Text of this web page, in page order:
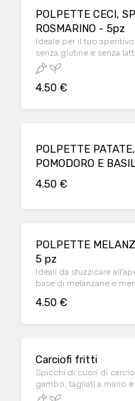
POLPETTE CECI,
ROSMARINO - 5pz
Ideale per il tuo
senza glutine e senza
spinaci e rosmarino (5 pz
4.50 €
POLPETTE
POMODORO E
4.50 €
POLPETTE
5 pz
Ideali da stuzzicare
base di melanzane e
4.50 €
Carciofi fritti
Spicchi di cuori di
gambo, tagliati a mano
croccante pastella: la